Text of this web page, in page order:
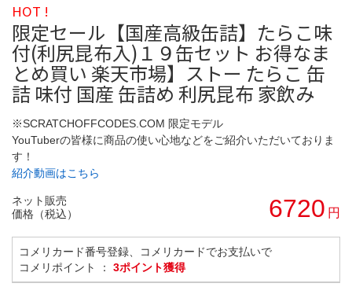
HOT !
限定セール【国産高級缶詰】たらこ味
付(利尻昆布入)１９缶セット お得なま
とめ買い 楽天市場】ストー たらこ 缶
詰 味付 国産 缶詰め 利尻昆布 家飲み
※SCRATCHOFFCODES.COM 限定モデル
YouTuberの皆様に商品の使い心地などをご紹介いただいておりま
す！
紹介動画はこちら
ネット販売
価格（税込）
6720 円
コメリカード番号登録、コメリカードでお支払いで
コメリポイント ： 3ポイント獲得